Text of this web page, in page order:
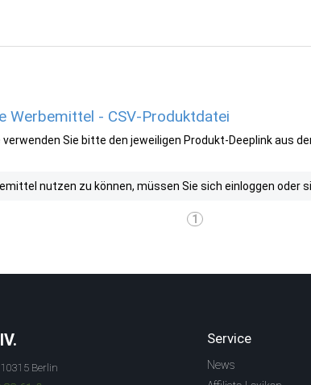
Werbemittel - CSV-Produktdatei
Sie bitte den jeweiligen Produkt-Deeplink aus
nutzen zu können, müssen Sie sich einloggen oder
1
Berlin
Service
News